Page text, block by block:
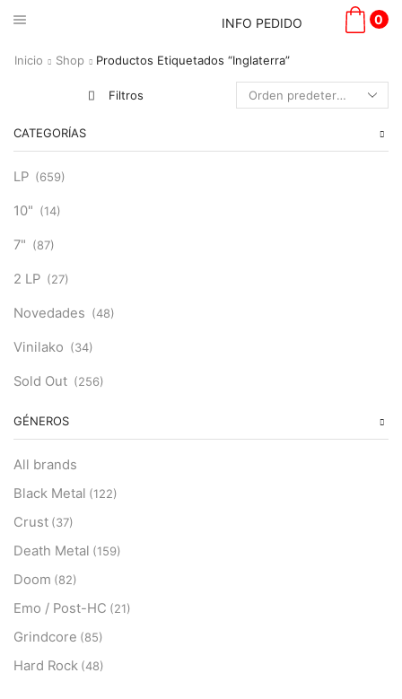
INFO PEDIDO 0
Inicio Shop Productos Etiquetados “Inglaterra”
Filtros
CATEGORÍAS
LP (659)
10" (14)
7" (87)
2 LP (27)
Novedades (48)
Vinilako (34)
Sold Out (256)
GÉNEROS
All brands
Black Metal (122)
Crust (37)
Death Metal (159)
Doom (82)
Emo / Post-HC (21)
Grindcore (85)
Hard Rock (48)